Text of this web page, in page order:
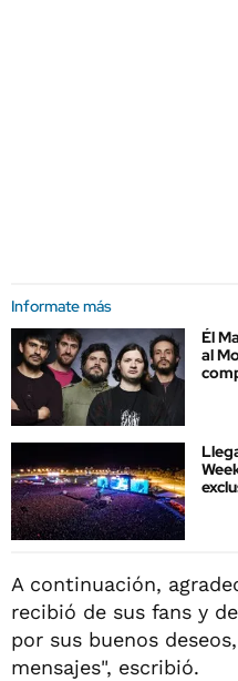
Informate más
Él
al
A continuación,
recibió de sus fans y
por sus buenos
mensajes", escribió.